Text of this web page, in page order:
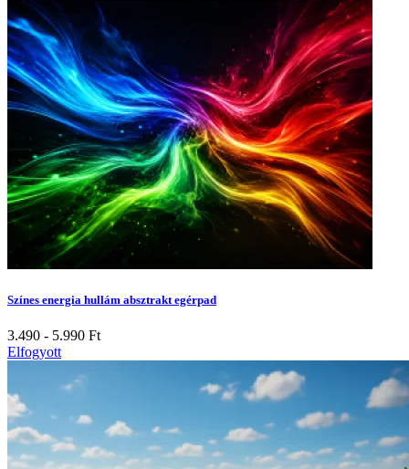
Színes energia hullám absztrakt egérpad
3.490 - 5.990 Ft
Elfogyott